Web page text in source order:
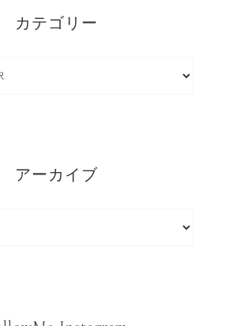
カテゴリー
アーカイブ